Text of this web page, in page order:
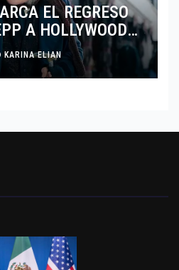
EL REGRESO
A HOLLYWOOD
EL CINE
EUROPEO
KARINA ELIAN